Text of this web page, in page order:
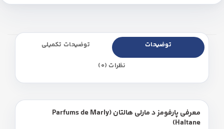
توضیحات توضیحات تکمیلی
نظرات (0)
معرفی پارفومز د مارلی هالتان (Parfums de Marly
Haltane)